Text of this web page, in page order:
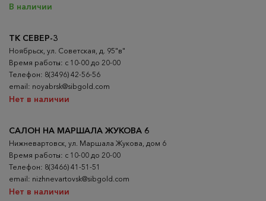
ТК СЕВЕР-3
Ноябрьск, ул. Советская, д. 95"в"
Время работы: с 10-00 до 20-00
Телефон: 8(3496) 42-56-56
email: noyabrsk@sibgold.com
Нет в наличии
В наличии
САЛОН НА МАРШАЛА ЖУКОВА 6
Нижневартовск, ул. Маршала Жукова, дом 6
Время работы: с 10-00 до 20-00
Телефон: 8(3466) 41-51-51
email: nizhnevartovsk@sibgold.com
Нет в наличии